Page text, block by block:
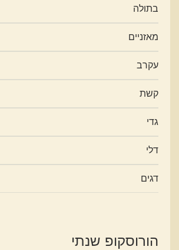
בתולה
מאזניים
עקרב
קשת
גדי
דלי
דגים
הורוסקופ שנתי